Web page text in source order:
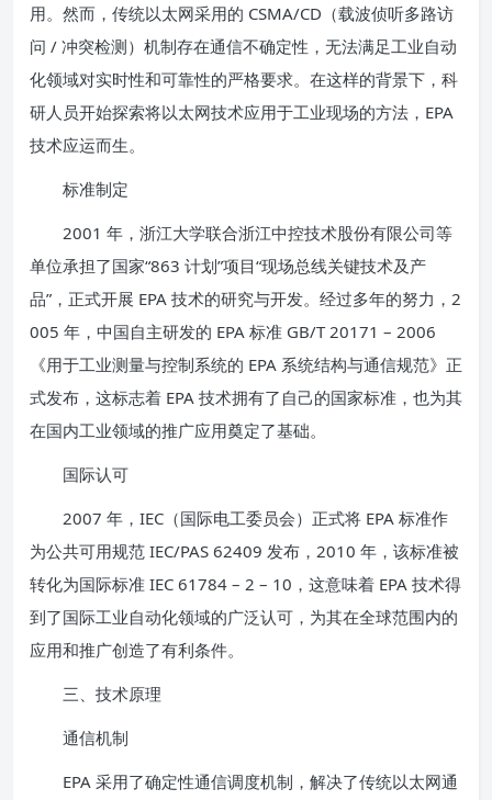
用。然而，传统以太网采用的 CSMA/CD（载波侦听多路访
问 / 冲突检测）机制存在通信不确定性，无法满足工业自动
化领域对实时性和可靠性的严格要求。在这样的背景下，科
研人员开始探索将以太网技术应用于工业现场的方法，EPA
技术应运而生。
标准制定
2001 年，浙江大学联合浙江中控技术股份有限公司等
单位承担了国家“863 计划”项目“现场总线关键技术及产
品”，正式开展 EPA 技术的研究与开发。经过多年的努力，2
005 年，中国自主研发的 EPA 标准 GB/T 20171 – 2006
《用于工业测量与控制系统的 EPA 系统结构与通信规范》正
式发布，这标志着 EPA 技术拥有了自己的国家标准，也为其
在国内工业领域的推广应用奠定了基础。
国际认可
2007 年，IEC（国际电工委员会）正式将 EPA 标准作
为公共可用规范 IEC/PAS 62409 发布，2010 年，该标准被
转化为国际标准 IEC 61784 – 2 – 10，这意味着 EPA 技术得
到了国际工业自动化领域的广泛认可，为其在全球范围内的
应用和推广创造了有利条件。
三、技术原理
通信机制
EPA 采用了确定性通信调度机制，解决了传统以太网通